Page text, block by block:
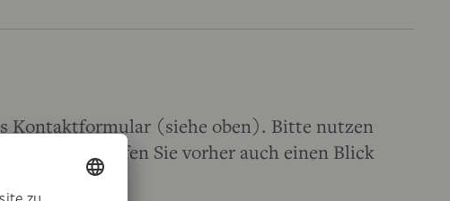
Kontaktformular (siehe oben). Bitte nutzen
Werfen Sie vorher auch einen Blick